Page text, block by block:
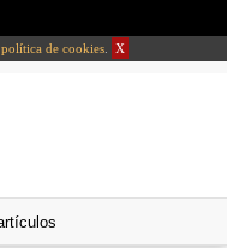
política de cookies X